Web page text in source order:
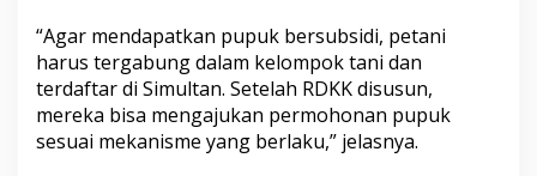
“Agar mendapatkan pupuk bersubsidi, petani
harus tergabung dalam kelompok tani dan
terdaftar di Simultan. Setelah RDKK disusun,
mereka bisa mengajukan permohonan pupuk
sesuai mekanisme yang berlaku,” jelasnya.